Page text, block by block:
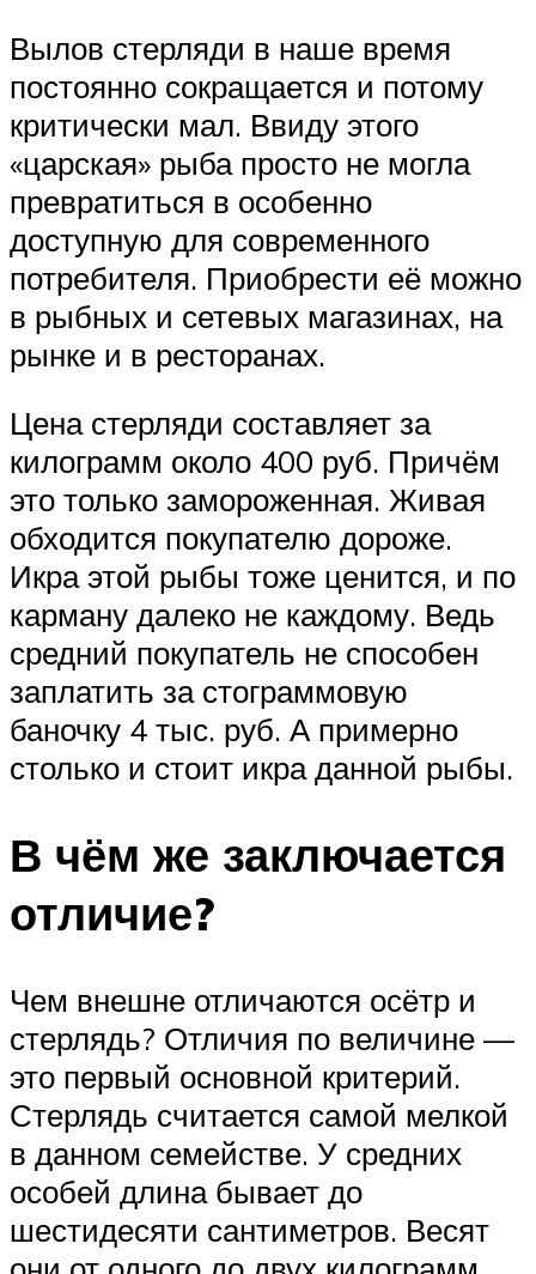
Вылов стерляди в наше время
постоянно сокращается и потому
критически мал. Ввиду этого
«царская» рыба просто не могла
превратиться в особенно
доступную для современного
потребителя. Приобрести её можно
в рыбных и сетевых магазинах, на
рынке и в ресторанах.
Цена стерляди составляет за
килограмм около 400 руб. Причём
это только замороженная. Живая
обходится покупателю дороже.
Икра этой рыбы тоже ценится, и по
карману далеко не каждому. Ведь
средний покупатель не способен
заплатить за стограммовую
баночку 4 тыс. руб. А примерно
столько и стоит икра данной рыбы.
В чём же заключается
отличие?
Чем внешне отличаются осётр и
стерлядь? Отличия по величине —
это первый основной критерий.
Стерлядь считается самой мелкой
в данном семействе. У средних
особей длина бывает до
шестидесяти сантиметров. Весят